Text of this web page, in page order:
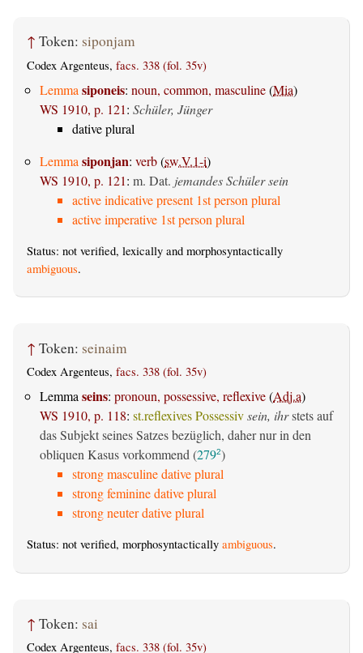
↑ Token: siponjam
Codex Argenteus, facs. 338 (fol. 35v)
Lemma siponeis: noun, common, masculine(Mia)
WS 1910, p. 121: Schüler, Jünger
dative plural
Lemma siponjan: verb(sw.V.1-i)
WS 1910, p. 121: m. Dat. jemandes Schüler sein
active indicative present 1st person plural
active imperative 1st person plural
Status: not verified, lexically and morphosyntactically
ambiguous.
↑ Token: seinaim
Codex Argenteus, facs. 338 (fol. 35v)
Lemmaseins: pronoun, possessive, reflexive(Adj.a)
WS 1910, p. 118: st.reflexives Possessivsein, ihrstets auf
das Subjekt seines Satzes bezüglich, daher nur in den
obliquen Kasus vorkommend (2792)
strong masculine dative plural
strong feminine dative plural
strong neuter dative plural
Status: not verified, morphosyntactically ambiguous.
↑ Token: sai
Codex Argenteus, facs. 338 (fol. 35v)